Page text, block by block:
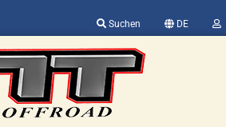
Suchen DE
auswählen